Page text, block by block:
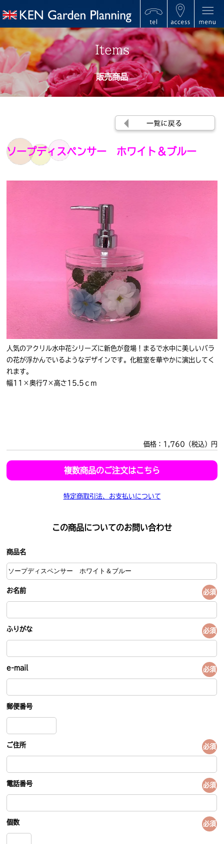
Items
販売商品
ソープディスペンサー ホワイト＆ブルー
人気のアクリル水中花シリーズに新色が登場！まるで水中に美しいバラ
の花が浮かんでいるようなデザインです。化粧室を華やかに演出してく
れます。
幅11×奥行7×高さ15.5ｃｍ
価格：1,760（税込）円
複数商品のご注文はこちら
特定商取引法、お支払いについて
この商品についてのお問い合わせ
商品名
お名前 必須
ふりがな 必須
e-mail 必須
郵便番号
ご住所 必須
電話番号 必須
個数 必須